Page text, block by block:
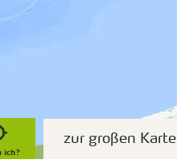
ich?
zur großen Karte